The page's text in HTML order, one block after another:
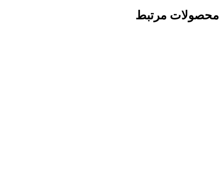
محصولات مرتبط